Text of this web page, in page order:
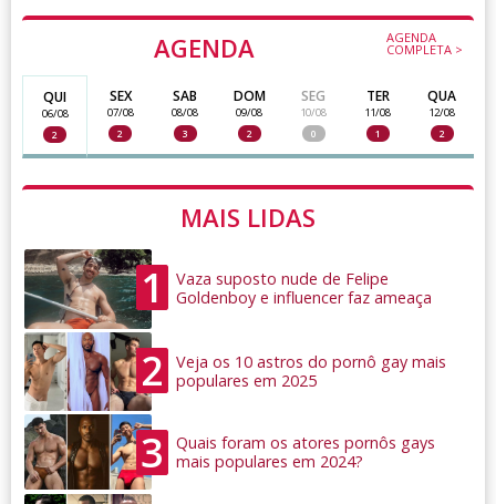
AGENDA AGENDA
COMPLETA >
QUI
06/08
2
SEX
07/08
2
SAB
08/08
3
DOM
09/08
2
SEG
10/08
0
TER
11/08
1
QUA
12/08
2
MAIS LIDAS
1
Vaza suposto nude de Felipe
Goldenboy e influencer faz ameaça
2
Veja os 10 astros do pornô gay mais
populares em 2025
3
Quais foram os atores pornôs gays
mais populares em 2024?